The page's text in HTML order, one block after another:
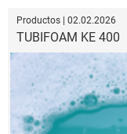
Productos | 02.02.2026
TUBIFOAM KE 400